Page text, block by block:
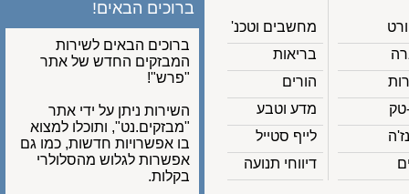
מחשבים וטכנ'
בריאות
הורים
מדע וטבע
לייף סטייל
דיווחי תנועה
ברוכים הבאים!
ברוכים הבאים לשירות
המבזקים החדש של אתר
"פרש"!
השירות ניתן על ידי אתר
"מבזקים.נט", ותוכלו למצוא
בו אפשרויות חדשות, כמו גם
אפשרות לגלוש מהסלולרי
בקלות.